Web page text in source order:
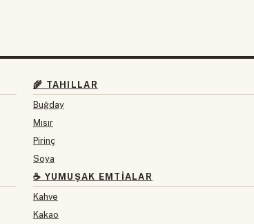
🌾 TAHILLAR
Buğday
Mısır
Pirinç
Soya
☕ YUMUŞAK EMTIALAR
Kahve
Kakao